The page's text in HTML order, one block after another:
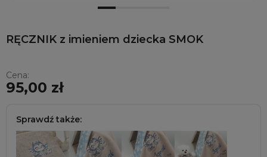
RĘCZNIK z imieniem dziecka SMOK
Cena:
95,00 zł
Sprawdź także: